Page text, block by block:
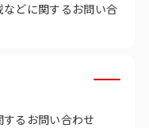
どに関するお問い合
るお問い合わせ